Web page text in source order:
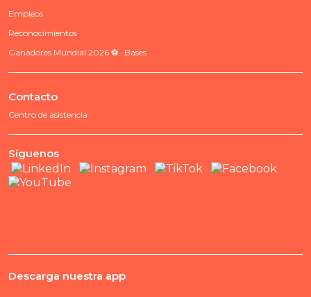
Empleos
Reconocimientos
Ganadores Mundial 2026 ⚽ · Bases
Contacto
Centro de asistencia
Síguenos
Descarga nuestra app